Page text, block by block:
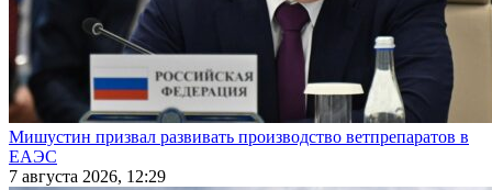
Мишустин призвал развивать производство ветпрепаратов в
ЕАЭС
7 августа 2026, 12:29